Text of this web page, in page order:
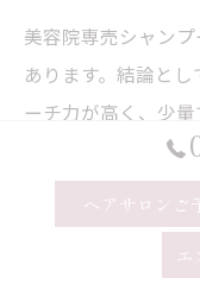
美容院専売シャンプ
あります。結論とし
ーチ力が高く、少
得られるためです
は、髪質や悩みに
富に配合していま
メージを抑えつつ
ヘアサロンご